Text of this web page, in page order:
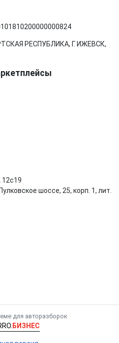
РЕСПУБЛИКА, Г. ИЖЕВСК,
12с19
шоссе, 25, корп. 1, лит.
для авторазборок
БИЗНЕС